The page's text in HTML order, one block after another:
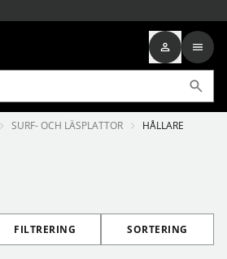
SURF- OCH LÄSPLATTOR HÅLLARE
FILTRERING SORTERING